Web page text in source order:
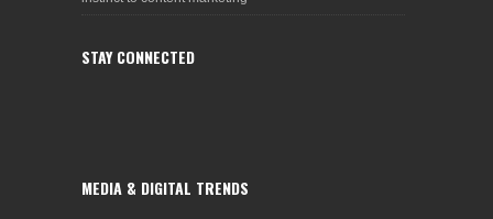
STAY CONNECTED
MEDIA & DIGITAL TRENDS